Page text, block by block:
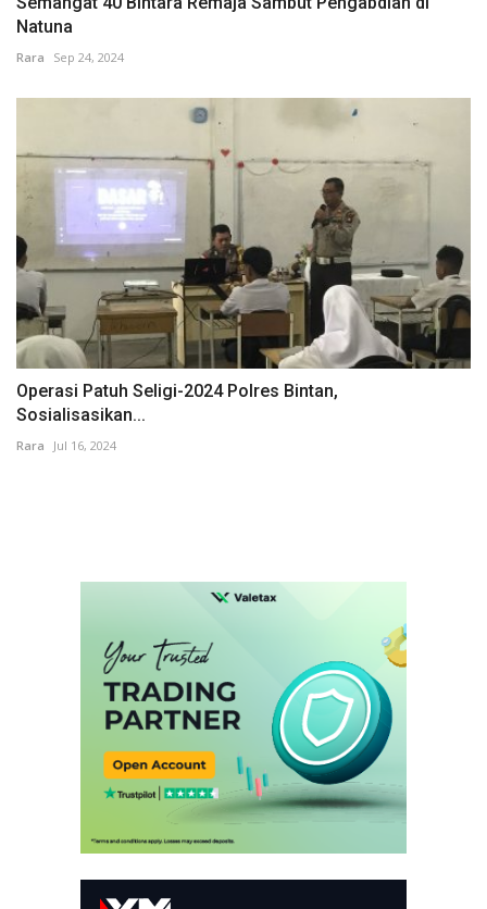
Natuna
Rara Sep 24, 2024
Operasi Patuh Seligi-2024 Polres Bintan,
Sosialisasikan...
Rara Jul 16, 2024